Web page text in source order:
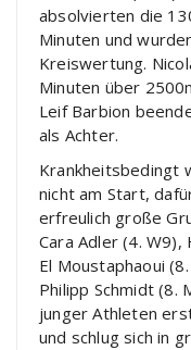
absolvierten die
Minuten und
Kreiswertung.
Minuten über
Leif Barbion
als Achter.
Krankheitsbedingt
nicht am Start,
erfreulich große
Cara Adler (4.
El Moustaphaoui
Philipp Schmidt (8.
junger Athleten
und schlug sich in